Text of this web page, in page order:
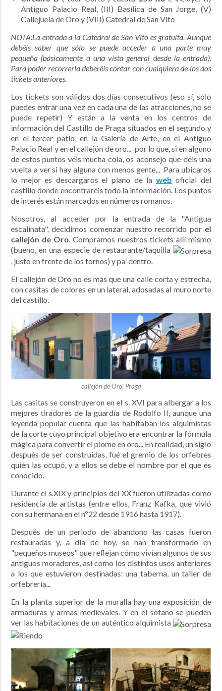
Antiguo Palacio Real, (III) Basílica de San Jorge, (V)
Callejuela de Oro y (VIII) Catedral de San Vito
NOTA:La entrada a la Catedral de San Vito es gratuita. Aunque
debéis saber que sólo se puede acceder a una parte muy
pequeña (básicamente a una vista general desde la entrada).
Para poder recorrerla deberéis contar con cualquiera de los dos
tickets anteriores.
Los tickets son válidos dos días consecutivos (eso sí, sólo
puedes entrar una vez en cada una de las atracciones, no se
puede repetir) Y están a la venta en los centros de
información del Castillo de Praga situados en el segundo y
en el tercer patio,en la Galería de Arte, en el Antiguo
Palacio Real y en el callejón de oro... por lo que, si en alguno
de estos puntos véis mucha cola, os aconsejo que déis una
vuelta a ver si hay alguna con menos gente... Para ubicaros
lo mejor es descargaros el plano de la web oficial del
castillo donde encontraréis todo la información. Los puntos
de interés están marcados en números romanos.
Nosotros, al acceder por la entrada de la "Antigua
escalinata", decidimos comenzar nuestro recorrido por el
callejón de Oro. Compramos nuestros tickets allí mismo
(bueno, en una especie de restaurante/taquilla
, justo en frente de los tornos) y pa' dentro.
El callejón de Oro no es más que una calle corta y estrecha,
con casitas de colores en un lateral, adosadas al muro norte
del castillo.
callejón de Oro, Praga
Las casitas se construyeron en el s. XVI para albergar a los
mejores tiradores de la guardía de Rodolfo II, aunque una
leyenda popular cuenta que las habitaban los alquimistas
de la corte cuyo principal objetivo era encontrar la fórmula
mágica para convertir el plomo en oro... En realidad, un siglo
después de ser construidas, fué el gremio de los orfebres
quién las ocupó, y a ellos se debe el nombre por el que es
conocido.
Durante el s.XIX y principios del XX fueron utilizadas como
residencia de artistas (entre ellos, Franz Kafka, que vivió
con su hermana en el nº22 desde 1916 hasta 1917).
Después de un periodo de abandono las casas fueron
restauradas y, a día de hoy, se han transformado en
"pequeños museos" que reflejan cómo vivían algunos de sus
antiguos moradores, así como los distintos usos anteriores
a los que estuvieron destinadas: una taberna, un taller de
orfebrería...
En la planta superior de la muralla hay una exposición de
armaduras y armas medievales. Y en el sótano se pueden
ver las habitaciones de un auténtico alquimista